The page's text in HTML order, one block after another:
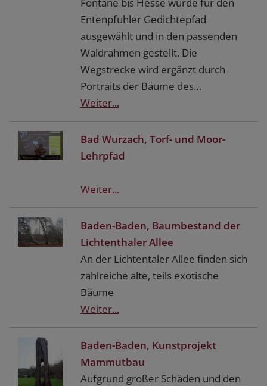
Entenpfuhler Gedichtepfad
ausgewählt und in den passenden
Waldrahmen gestellt. Die
Wegstrecke wird ergänzt durch
Portraits der Bäume des…
Weiter...
Bad Wurzach, Torf- und Moor-
Lehrpfad
Weiter...
Baden-Baden, Baumbestand der
Lichtenthaler Allee
An der Lichtentaler Allee finden sich
zahlreiche alte, teils exotische
Bäume
Weiter...
Baden-Baden, Kunstprojekt
Mammutbau
Aufgrund großer Schäden und den